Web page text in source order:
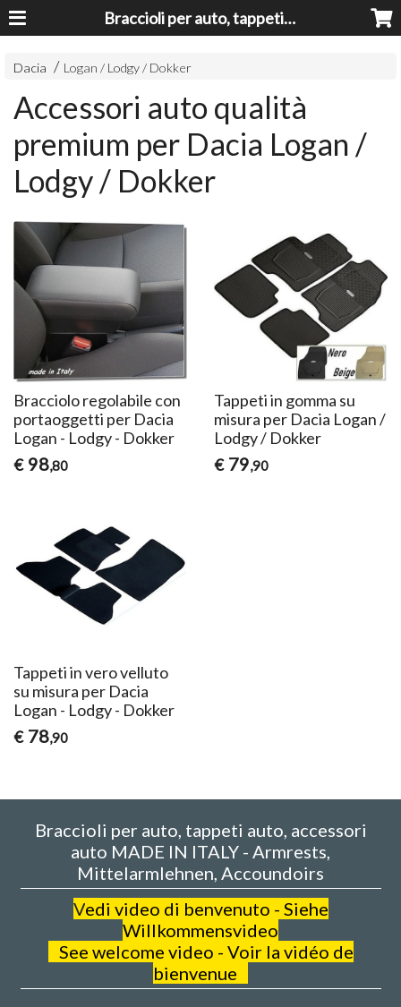
Braccioli per auto, tappeti auto, accessori auto MADE IN ITALY - Armrests, Mittelarmlehnen, Accoundoirs
Dacia Logan / Lodgy / Dokker
Accessori auto qualità
premium per Dacia Logan /
Lodgy / Dokker
Bracciolo regolabile con
portaoggetti per Dacia
Logan - Lodgy - Dokker
€ 98,80
Tappeti in gomma su
misura per Dacia Logan /
Lodgy / Dokker
€ 79,90
Tappeti in vero velluto
su misura per Dacia
Logan - Lodgy - Dokker
€ 78,90
Braccioli per auto, tappeti auto, accessori
auto MADE IN ITALY - Armrests,
Mittelarmlehnen, Accoundoirs
Vedi video di benvenuto - Siehe
Willkommensvideo
See welcome video - Voir la vidéo de
bienvenue